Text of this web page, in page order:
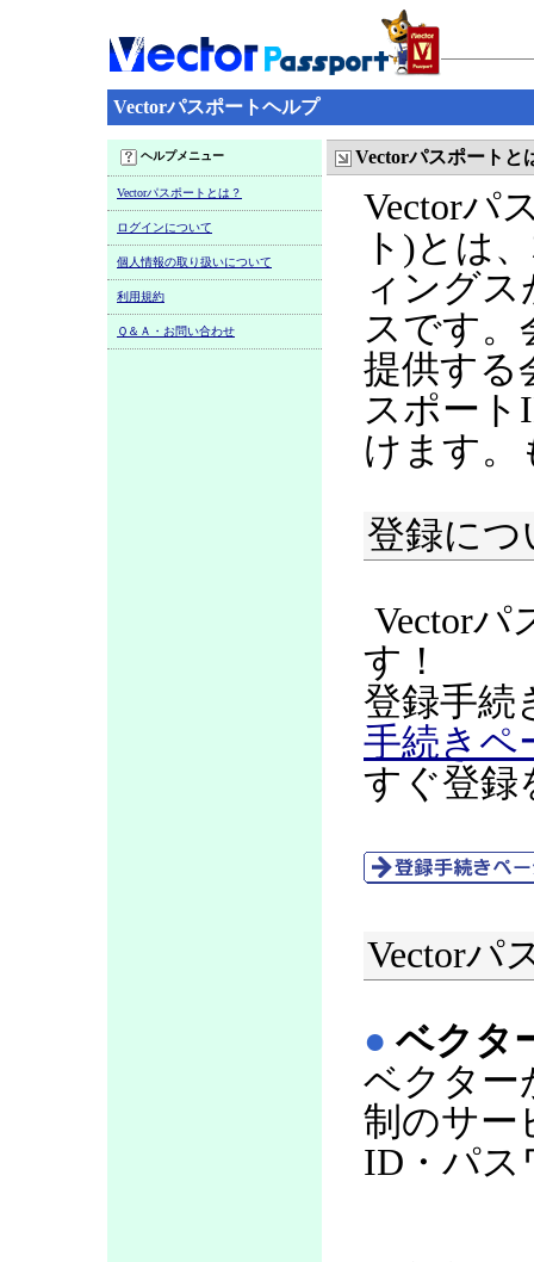
Vectorパスポートヘルプ
ヘルプメニュー
Vectorパスポートとは？
ログインについて
個人情報の取り扱いについて
利用規約
Ｑ＆Ａ・お問い合わせ
Vectorパスポートと
Vectorパ
ト)とは
ィング
スです。
提供する
スポート
けます。
登録につ
Vectorパ
す！
登録手続
手続きペ
すぐ登録
Vectorパ
● ベクタ
ベクター
制のサー
ID・パス